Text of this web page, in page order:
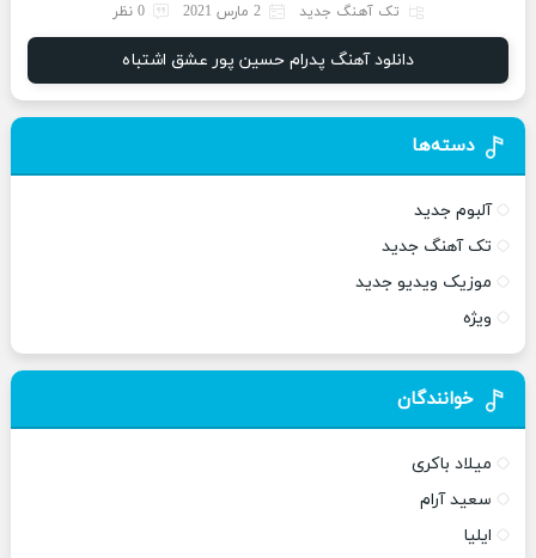
تک آهنگ جدید 2 مارس 2021 0 نظر
دانلود آهنگ پدرام حسین پور عشق اشتباه
دسته‌ها
آلبوم جدید
تک آهنگ جدید
موزیک ویدیو جدید
ویژه
خوانندگان
میلاد باکری
سعید آرام
ایلیا